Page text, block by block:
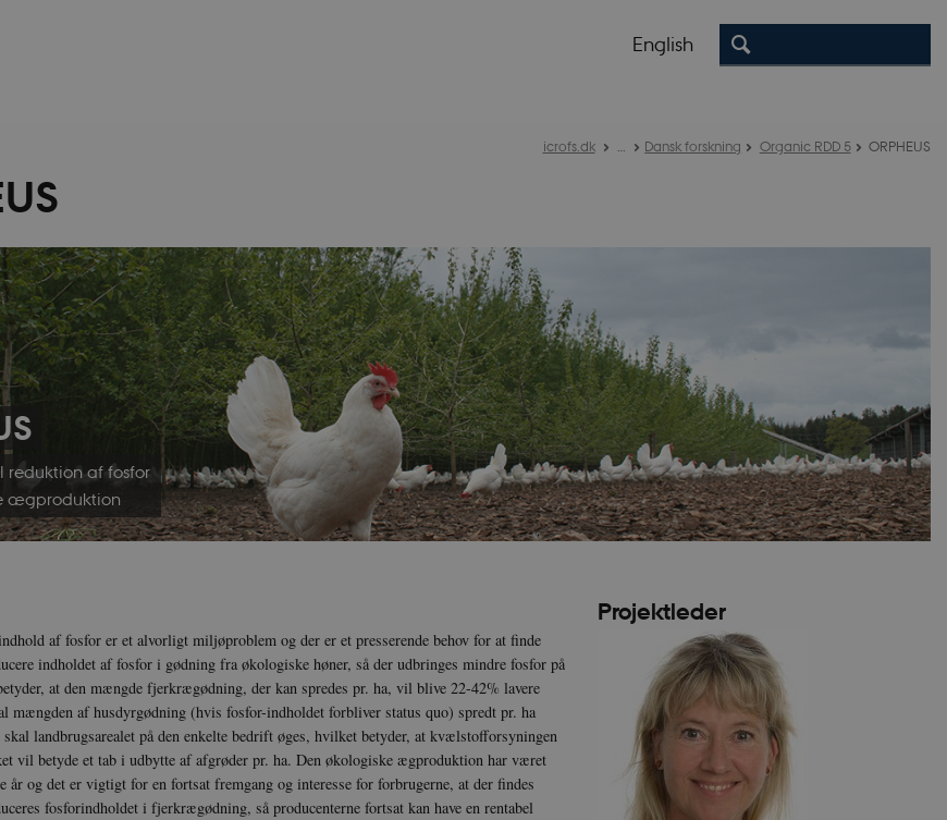
English
icrofs.dk Dansk forskning Organic RDD 5 ORPHEUS
reduktion af fosfor
ægproduktion
af fosfor er et alvorligt miljøproblem og der er et presserende behov for at finde
indholdet af fosfor i gødning fra økologiske høner, så der udbringes mindre fosfor på
at den mængde fjerkrægødning, der kan spredes pr. ha, vil blive 22-42% lavere
mængden af husdyrgødning (hvis fosfor-indholdet forbliver status quo) spredt pr. ha
landbrugsarealet på den enkelte bedrift øges, hvilket betyder, at kvælstofforsyningen
vil betyde et tab i udbytte af afgrøder pr. ha. Den økologiske ægproduktion har været
år og det er vigtigt for en fortsat fremgang og interesse for forbrugerne, at der findes
fosforindholdet i fjerkrægødning, så producenterne fortsat kan have en rentabel
Projektleder